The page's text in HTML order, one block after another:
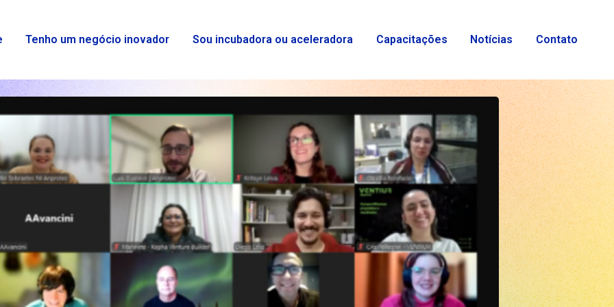
Tenho um negócio inovador Sou incubadora ou aceleradora Capacitações Notícias Contato